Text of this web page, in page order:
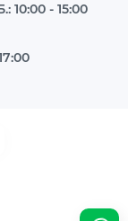
10:00 - 15:00